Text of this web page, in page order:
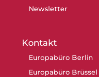
Newsletter
Kontakt
Europabüro Berlin
Europabüro Brüssel